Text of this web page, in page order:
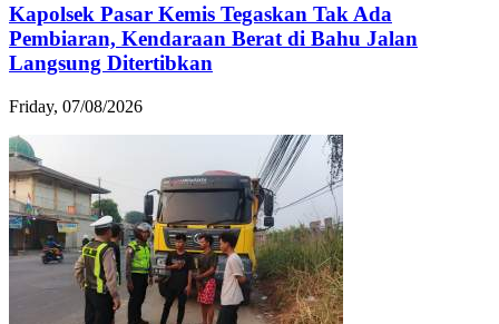
Kapolsek Pasar Kemis Tegaskan Tak Ada
Pembiaran, Kendaraan Berat di Bahu Jalan
Langsung Ditertibkan
Friday, 07/08/2026